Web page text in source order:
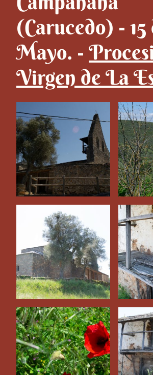
(Carucedo) - 15
Mayo. -
Virgen de La